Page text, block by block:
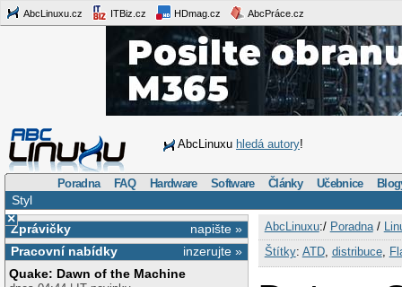
AbcLinuxu.cz ITBiz.cz HDmag.cz AbcPráce.cz
AbcLinuxu hledá autory!
Poradna FAQ Hardware Software Články Učebnice
Styl
×
napište »
Zprávičky
inzerujte »
Pracovní nabídky
Quake: Dawn of the Machine
AbcLinuxu:/ Poradna/
Štítky: ATD, distribuce,